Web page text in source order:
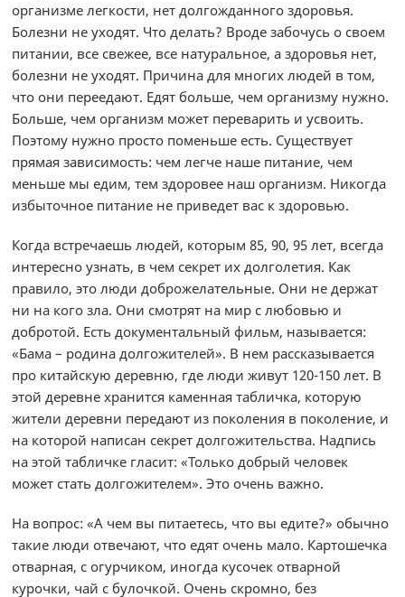
организме легкости, нет долгожданного здоровья.
Болезни не уходят. Что делать? Вроде забочусь о своем
питании, все свежее, все натуральное, а здоровья нет,
болезни не уходят. Причина для многих людей в том,
что они переедают. Едят больше, чем организму нужно.
Больше, чем организм может переварить и усвоить.
Поэтому нужно просто поменьше есть. Существует
прямая зависимость: чем легче наше питание, чем
меньше мы едим, тем здоровее наш организм. Никогда
избыточное питание не приведет вас к здоровью.
Когда встречаешь людей, которым 85, 90, 95 лет, всегда
интересно узнать, в чем секрет их долголетия. Как
правило, это люди доброжелательные. Они не держат
ни на кого зла. Они смотрят на мир с любовью и
добротой. Есть документальный фильм, называется:
«Бама – родина долгожителей». В нем рассказывается
про китайскую деревню, где люди живут 120-150 лет. В
этой деревне хранится каменная табличка, которую
жители деревни передают из поколения в поколение, и
на которой написан секрет долгожительства. Надпись
на этой табличке гласит: «Только добрый человек
может стать долгожителем». Это очень важно.
На вопрос: «А чем вы питаетесь, что вы едите?» обычно
такие люди отвечают, что едят очень мало. Картошечка
отварная, с огурчиком, иногда кусочек отварной
курочки, чай с булочкой. Очень скромно, без